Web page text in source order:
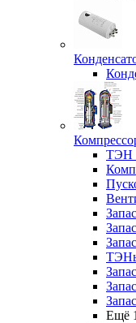
ТЭН
ТЭНы
Ещё 1